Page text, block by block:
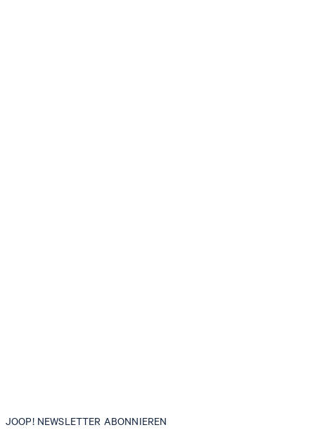
JOOP! NEWSLETTER ABONNIEREN